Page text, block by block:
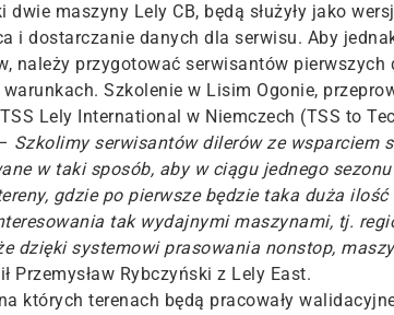
dwie maszyny Lely CB, będą służyły jako
i dostarczanie danych dla serwisu. Aby
należy przygotować serwisantów
Szkolenie w Lisim Ogonie,
Lely International w Niemczech (TSS to
Szkolimy serwisantów dilerów ze wsparciem
w taki sposób, aby w ciągu jednego
gdzie po pierwsze będzie taka duża
tak wydajnymi maszynami, tj.
dzięki systemowi prasowania nonstop,
Przemysław Rybczyński z Lely East.
których terenach będą pracowały